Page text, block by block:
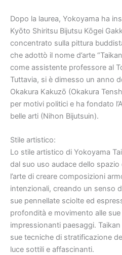
Dopo la laurea, Yokoyama ha
Kyōto Shiritsu Bijutsu Kōgei
concentrato sulla pittura
che adottò il nome d’arte
come assistente professore al
Tuttavia, si è dimesso un anno
Okakura Kakuzō (Okakura
per motivi politici e ha fondato
belle arti (Nihon Bijutsuin).
Stile artistico:
Lo stile artistico di Yokoyama
dal suo uso audace dello
l’arte di creare composizioni
intenzionali, creando un senso
sue pennellate sciolte ed
profondità e movimento alle
impressionanti paesaggi.
sue tecniche di stratificazione
luce sottili e affascinanti.